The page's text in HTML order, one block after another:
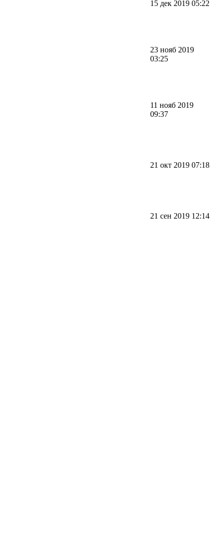
15 дек 2019 05:22
23 нояб 2019
03:25
11 нояб 2019
09:37
21 окт 2019 07:18
21 сен 2019 12:14